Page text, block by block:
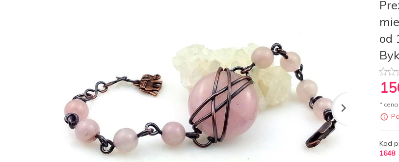
od
*
Kod
1648